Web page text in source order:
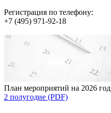
Регистрация по телефону:
+7 (495) 971-92-18
План мероприятий на 2026 год
2 полугодие (PDF)